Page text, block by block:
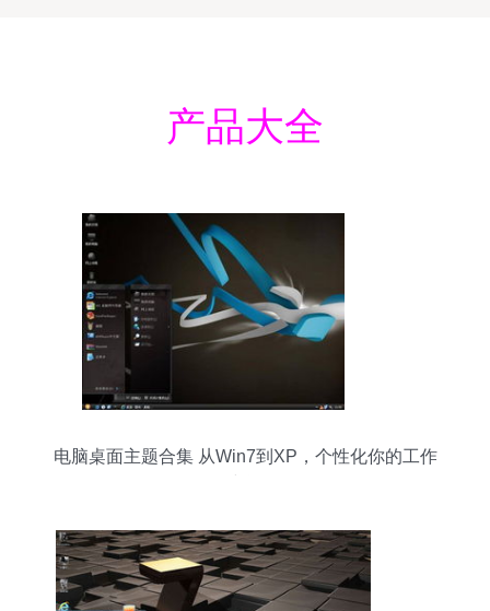
产品大全
电脑桌面主题合集 从Win7到XP，个性化你的工作